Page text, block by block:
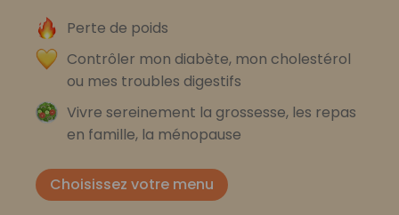
Perte de poids
Contrôler mon diabète, mon cholestérol
ou mes troubles digestifs
Vivre sereinement la grossesse, les repas
en famille, la ménopause
Choisissez votre menu